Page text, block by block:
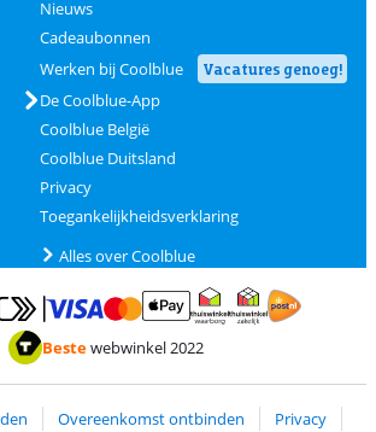
Nieuws
Cadeaubonnen
Werken bij Coolblue
Vacatures genoeg!
De Coolblue-App
Coolblue België
Coolblue Duitsland
Privacy
Toegankelijkheidsverklaring
Alles over Coolblue
| Wero
Betalen met MasterCard en Visa via ClickToPay
Betalen met ApplePay
Thuiswinkel waarborg
Bestewebwinkel 2022
Overeenkomst ontbinden
Privacy